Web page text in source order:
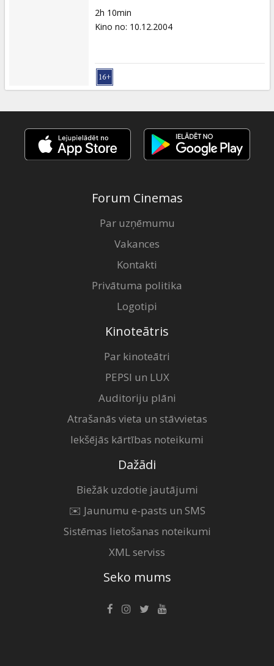
2h 10min
Kino no: 10.12.2004
Forum Cinemas
Par uzņēmumu
Vakances
Kontakti
Privātuma politika
Logotipi
Kinoteātris
Par kinoteātri
PEPSI un LUX
Auditoriju plāni
Atrašanās vieta un stāvvietas
Iekšējās kārtības noteikumi
Dažādi
Biežāk uzdotie jautājumi
✉️ Jaunumu e-pasts un SMS
Sistēmas lietošanas noteikumi
XML serviss
Seko mums